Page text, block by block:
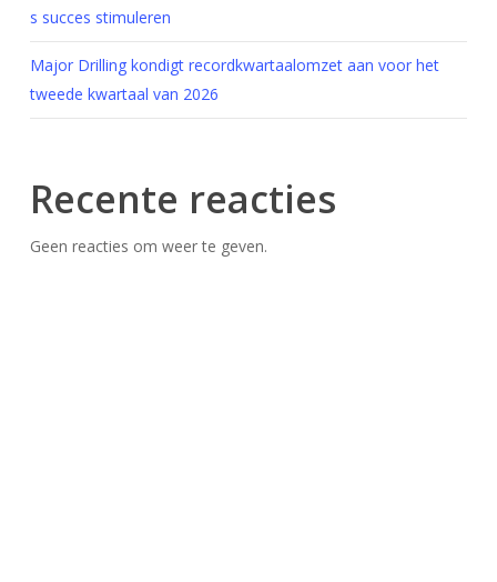
s succes stimuleren
Major Drilling kondigt recordkwartaalomzet aan voor het
tweede kwartaal van 2026
Recente reacties
Geen reacties om weer te geven.